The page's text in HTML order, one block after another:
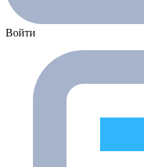
Войти